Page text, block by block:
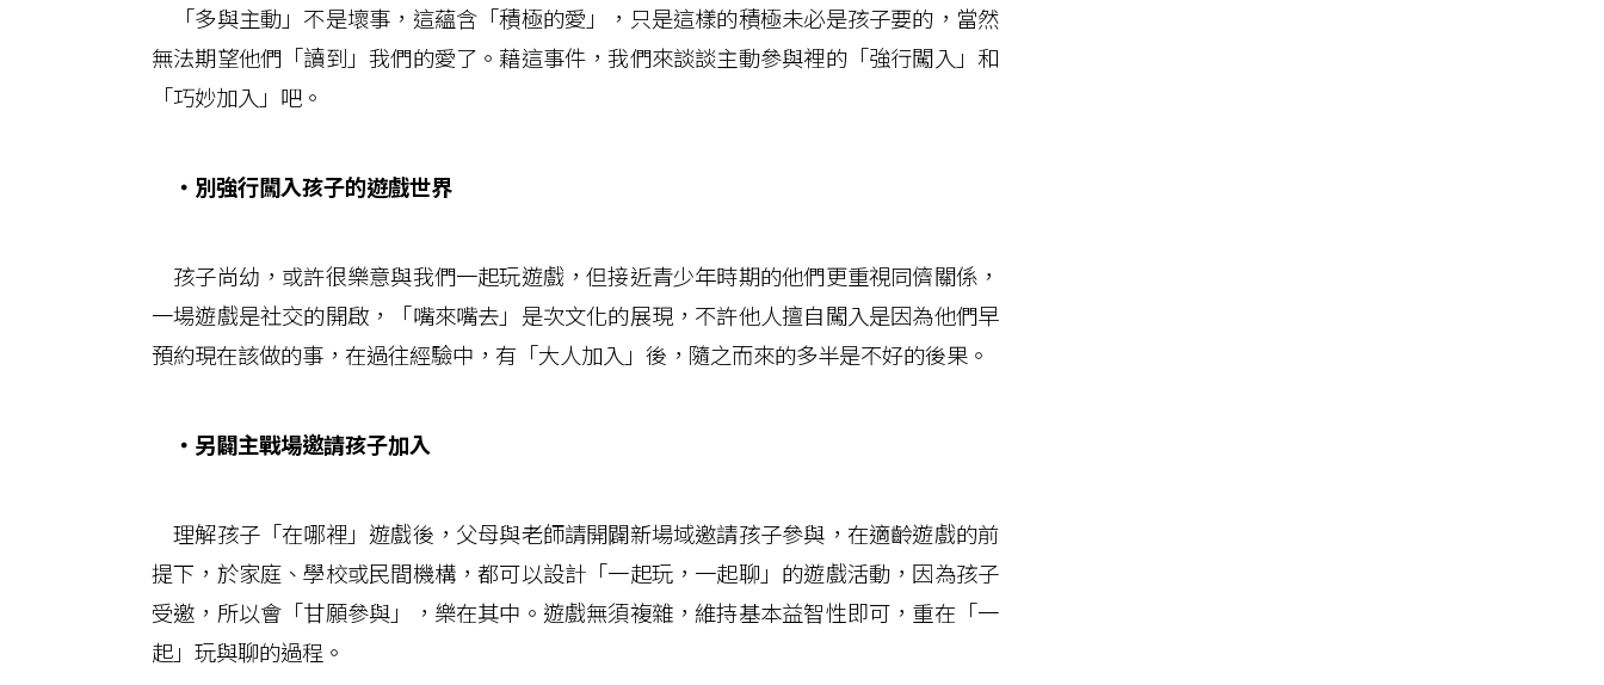
「多與主動」不是壞事，這蘊含「積極的愛」，只是這樣的積極未必是孩子要的，當然
無法期望他們「讀到」我們的愛了。藉這事件，我們來談談主動參與裡的「強行闖入」和
「巧妙加入」吧。
‧ 別強行闖入孩子的遊戲世界
孩子尚幼，或許很樂意與我們一起玩遊戲，但接近青少年時期的他們更重視同儕關係，
一場遊戲是社交的開啟，「嘴來嘴去」是次文化的展現，不許他人擅自闖入是因為他們早
預約現在該做的事，在過往經驗中，有「大人加入」後，隨之而來的多半是不好的後果。
‧ 另闢主戰場邀請孩子加入
理解孩子「在哪裡」遊戲後，父母與老師請開闢新場域邀請孩子參與，在適齡遊戲的前
提下，於家庭、學校或民間機構，都可以設計「一起玩，一起聊」的遊戲活動，因為孩子
受邀，所以會「甘願參與」，樂在其中。遊戲無須複雜，維持基本益智性即可，重在「一
起」玩與聊的過程。